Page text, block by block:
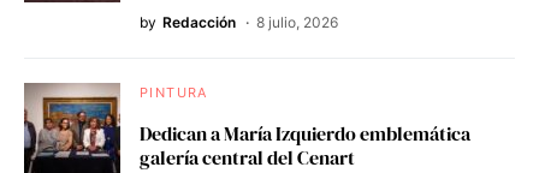
by Redacción 8 julio, 2026
PINTURA
Dedican a María Izquierdo emblemática
galería central del Cenart